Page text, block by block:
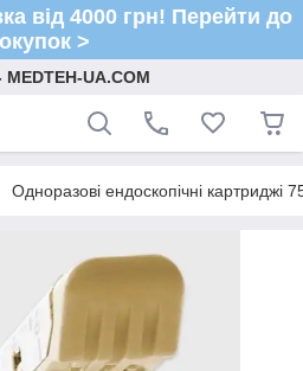
від 4000 грн! Перейти до
>
UA.COM
Одноразові ендоскопічні